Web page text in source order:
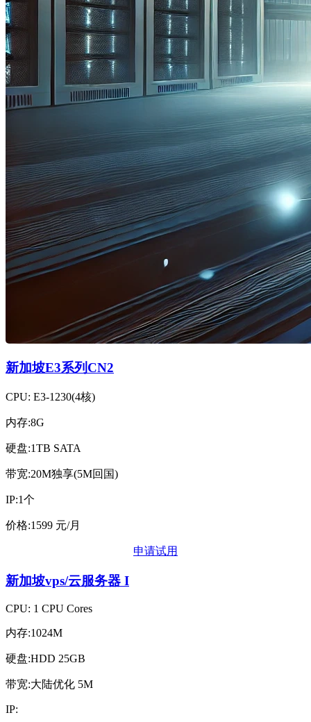
新加坡E3系列CN2
CPU: E3-1230(4核)
内存:8G
硬盘:1TB SATA
带宽:20M独享(5M回国)
IP:1个
价格:1599 元/月
申请试用
新加坡vps/云服务器 I
CPU: 1 CPU Cores
内存:1024M
硬盘:HDD 25GB
带宽:大陆优化 5M
IP: